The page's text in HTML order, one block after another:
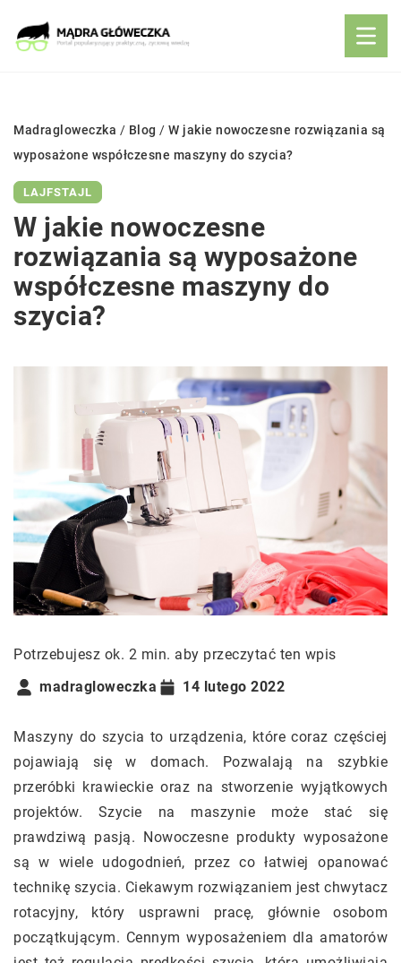
Madragloweczka / Blog / W jakie nowoczesne rozwiązania są
wyposażone współczesne maszyny do szycia?
LAJFSTAJL
W jakie nowoczesne
rozwiązania są wyposażone
współczesne maszyny do
szycia?
Potrzebujesz ok. 2 min. aby przeczytać ten wpis
madragloweczka
14 lutego 2022
Maszyny do szycia to urządzenia, które coraz częściej
pojawiają się w domach. Pozwalają na szybkie
przeróbki krawieckie oraz na stworzenie wyjątkowych
projektów. Szycie na maszynie może stać się
prawdziwą pasją. Nowoczesne produkty wyposażone
są w wiele udogodnień, przez co łatwiej opanować
technikę szycia. Ciekawym rozwiązaniem jest chwytacz
rotacyjny, który usprawni pracę, głównie osobom
początkującym. Cennym wyposażeniem dla amatorów